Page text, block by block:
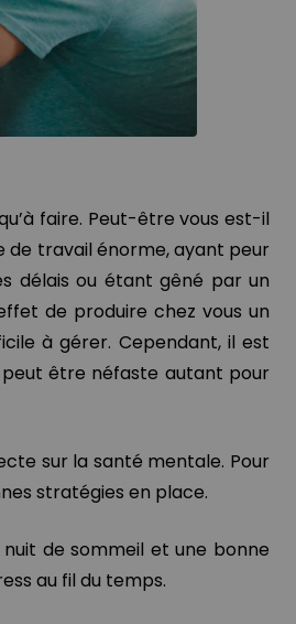
faire. Peut-être vous est-il
de travail énorme, ayant peur
délais ou étant gêné par un
de produire chez vous un
à gérer. Cependant, il est
être néfaste autant pour
sur la santé mentale. Pour
stratégies en place.
de sommeil et une bonne
au fil du temps.